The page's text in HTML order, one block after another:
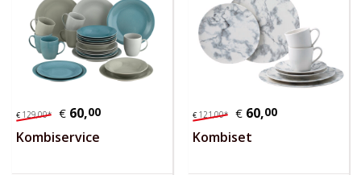
€ 129,00* € 60,00
Kombiservice
€ 121,00* € 60,00
Kombiset